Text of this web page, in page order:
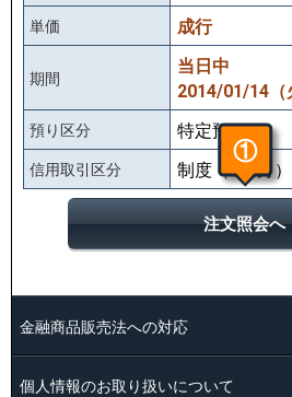
単価 成行
期間
当日中
2014/01/14（
預り区分 特定預り
信用取引区分 制度（6ヶ月）
①
注文照会へ
金融商品販売法への対応
個人情報のお取り扱いについて